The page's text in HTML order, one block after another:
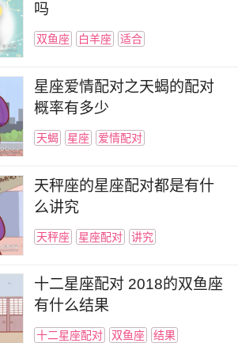
吗
双鱼座 白羊座 适合
星座爱情配对之天蝎的配对
概率有多少
天蝎 星座 爱情配对
天秤座的星座配对都是有什
么讲究
天秤座 星座配对 讲究
十二星座配对 2018的双鱼座
有什么结果
十二星座配对 双鱼座 结果